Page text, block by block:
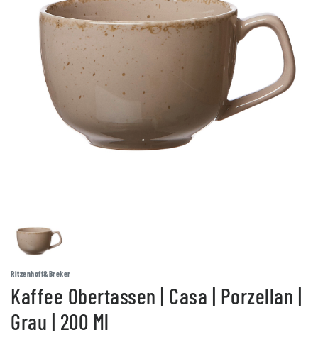
Ritzenhoff&Breker
Kaffee Obertassen | Casa | Porzellan |
Grau | 200 Ml